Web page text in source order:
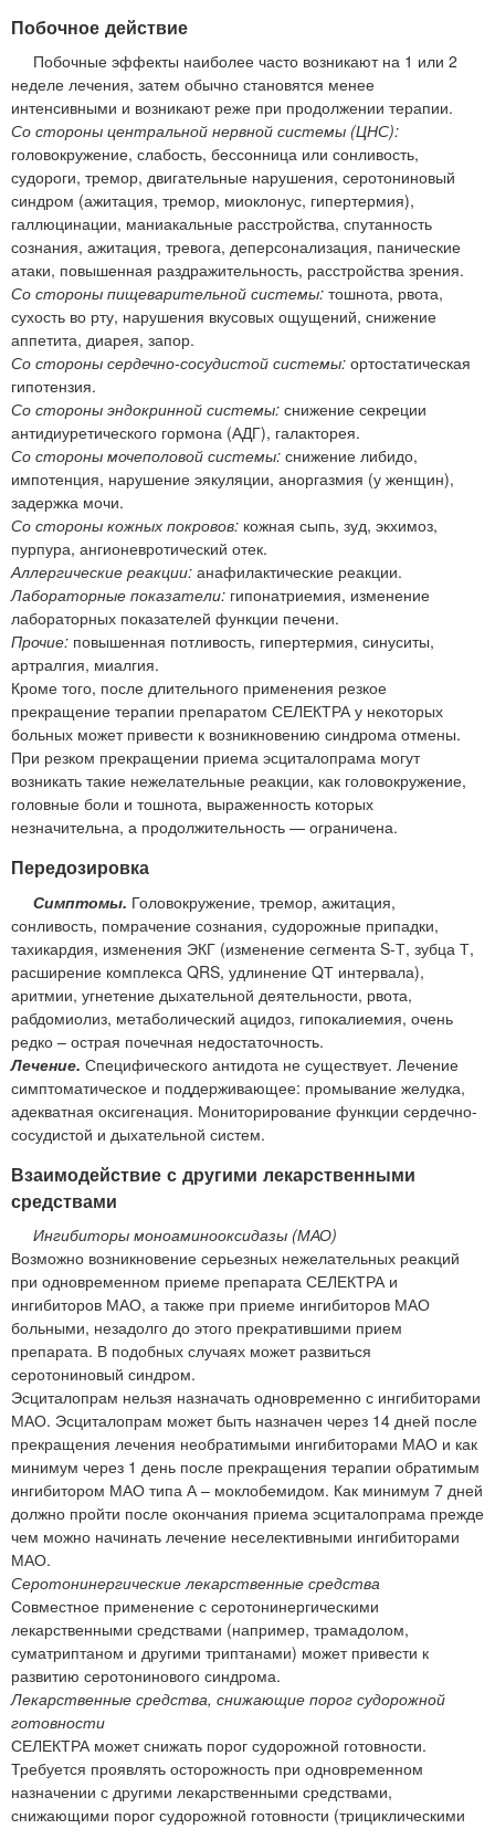
Побочное действие
Побочные эффекты наиболее часто возникают на 1 или 2
неделе лечения, затем обычно становятся менее
интенсивными и возникают реже при продолжении терапии.
Со стороны центральной нервной системы (ЦНС):
головокружение, слабость, бессонница или сонливость,
судороги, тремор, двигательные нарушения, серотониновый
синдром (ажитация, тремор, миоклонус, гипертермия),
галлюцинации, маниакальные расстройства, спутанность
сознания, ажитация, тревога, деперсонализация, панические
атаки, повышенная раздражительность, расстройства зрения.
Со стороны пищеварительной системы: тошнота, рвота,
сухость во рту, нарушения вкусовых ощущений, снижение
аппетита, диарея, запор.
Со стороны сердечно-сосудистой системы: ортостатическая
гипотензия.
Со стороны эндокринной системы: снижение секреции
антидиуретического гормона (АДГ), галакторея.
Со стороны мочеполовой системы: снижение либидо,
импотенция, нарушение эякуляции, аноргазмия (у женщин),
задержка мочи.
Со стороны кожных покровов: кожная сыпь, зуд, экхимоз,
пурпура, ангионевротический отек.
Аллергические реакции: анафилактические реакции.
Лабораторные показатели: гипонатриемия, изменение
лабораторных показателей функции печени.
Прочие: повышенная потливость, гипертермия, синуситы,
артралгия, миалгия.
Кроме того, после длительного применения резкое
прекращение терапии препаратом СЕЛЕКТРА у некоторых
больных может привести к возникновению синдрома отмены.
При резком прекращении приема эсциталопрама могут
возникать такие нежелательные реакции, как головокружение,
головные боли и тошнота, выраженность которых
незначительна, а продолжительность — ограничена.
Передозировка
Симптомы. Головокружение, тремор, ажитация,
сонливость, помрачение сознания, судорожные припадки,
тахикардия, изменения ЭКГ (изменение сегмента S-Т, зубца Т,
расширение комплекса QRS, удлинение QТ интервала),
аритмии, угнетение дыхательной деятельности, рвота,
рабдомиолиз, метаболический ацидоз, гипокалиемия, очень
редко – острая почечная недостаточность.
Лечение. Специфического антидота не существует. Лечение
симптоматическое и поддерживающее: промывание желудка,
адекватная оксигенация. Мониторирование функции сердечно-
сосудистой и дыхательной систем.
Взаимодействие с другими лекарственными
средствами
Ингибиторы моноаминооксидазы (МАО)
Возможно возникновение серьезных нежелательных реакций
при одновременном приеме препарата СЕЛЕКТРА и
ингибиторов МАО, а также при приеме ингибиторов МАО
больными, незадолго до этого прекратившими прием
препарата. В подобных случаях может развиться
серотониновый синдром.
Эсциталопрам нельзя назначать одновременно с ингибиторами
МАО. Эсциталопрам может быть назначен через 14 дней после
прекращения лечения необратимыми ингибиторами МАО и как
минимум через 1 день после прекращения терапии обратимым
ингибитором МАО типа А – моклобемидом. Как минимум 7 дней
должно пройти после окончания приема эсциталопрама прежде
чем можно начинать лечение неселективными ингибиторами
МАО.
Серотонинергические лекарственные средства
Совместное применение с серотонинергическими
лекарственными средствами (например, трамадолом,
суматриптаном и другими триптанами) может привести к
развитию серотонинового синдрома.
Лекарственные средства, снижающие порог судорожной
готовности
СЕЛЕКТРА может снижать порог судорожной готовности.
Требуется проявлять осторожность при одновременном
назначении с другими лекарственными средствами,
снижающими порог судорожной готовности (трициклическими